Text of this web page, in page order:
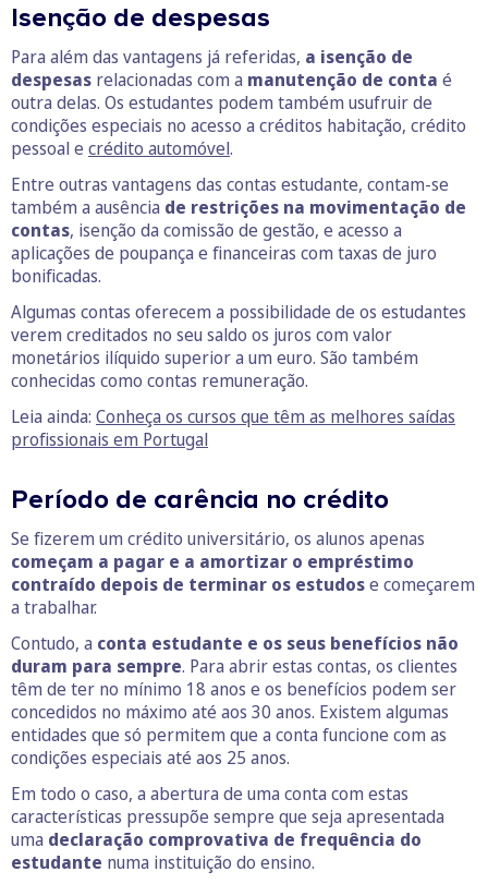
Isenção de despesas
Para além das vantagens já referidas, a isenção de
despesas relacionadas com a manutenção de conta é
outra delas. Os estudantes podem também usufruir de
condições especiais no acesso a créditos habitação, crédito
pessoal e crédito automóvel.
Entre outras vantagens das contas estudante, contam-se
também a ausência de restrições na movimentação de
contas, isenção da comissão de gestão, e acesso a
aplicações de poupança e financeiras com taxas de juro
bonificadas.
Algumas contas oferecem a possibilidade de os estudantes
verem creditados no seu saldo os juros com valor
monetários ilíquido superior a um euro. São também
conhecidas como contas remuneração.
Leia ainda: Conheça os cursos que têm as melhores saídas
profissionais em Portugal
Período de carência no crédito
Se fizerem um crédito universitário, os alunos apenas
começam a pagar e a amortizar o empréstimo
contraído depois de terminar os estudose começarem
a trabalhar.
Contudo, a conta estudante e os seus benefícios não
duram para sempre. Para abrir estas contas, os clientes
têm de ter no mínimo 18 anos e os benefícios podem ser
concedidos no máximo até aos 30 anos. Existem algumas
entidades que só permitem que a conta funcione com as
condições especiais até aos 25 anos.
Em todo o caso, a abertura de uma conta com estas
características pressupõe sempre que seja apresentada
uma declaração comprovativa de frequência do
estudante numa instituição do ensino.